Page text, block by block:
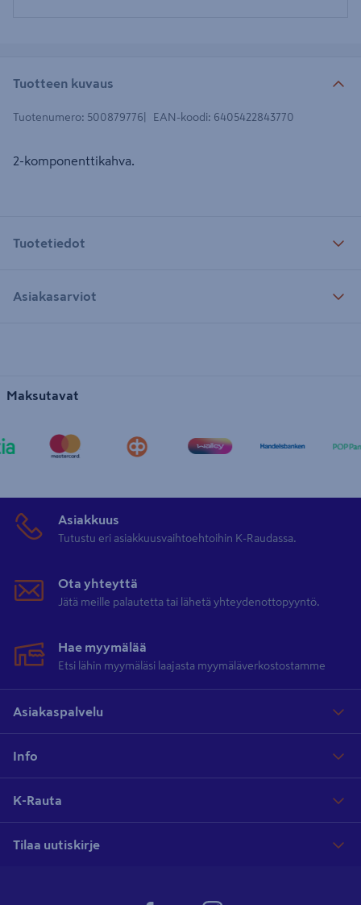
Tuotteen kuvaus
Tuotenumero: 500879776 EAN-koodi: 6405422843770
2-komponenttikahva.
Tuotetiedot
Asiakasarviot
Maksutavat
Asiakkuus
Tutustu eri asiakkuusvaihtoehtoihin K-Raudassa.
Ota yhteyttä
Jätä meille palautetta tai lähetä yhteydenottopyyntö.
Hae myymälää
Etsi lähin myymäläsi laajasta myymäläverkostostamme
Asiakaspalvelu
Info
K-Rauta
Tilaa uutiskirje